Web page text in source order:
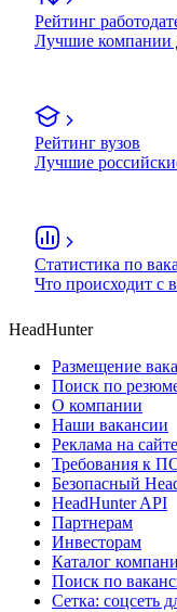
Рейтинг
Лучшие компании
Рейтинг вузов
Лучшие
Статистика по
Что происходит с
HeadHunter
Размещение
Поиск по
О компании
Наши вакансии
Реклама на сайте
Требования к
Безопасный
HeadHunter API
Партнерам
Инвесторам
Каталог
Поиск по
Сетка: соцсеть